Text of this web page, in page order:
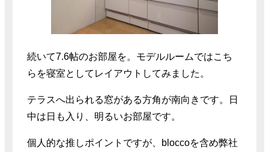
続いて7.6帖のお部屋を。モデルルームではこち
らを寝室としてレイアウトしてみました。
テラスへ出られる窓がある方角が南向きです。日
中は日も入り、明るいお部屋です。
個人的な推しポイントですが、bloccoを含め弊社